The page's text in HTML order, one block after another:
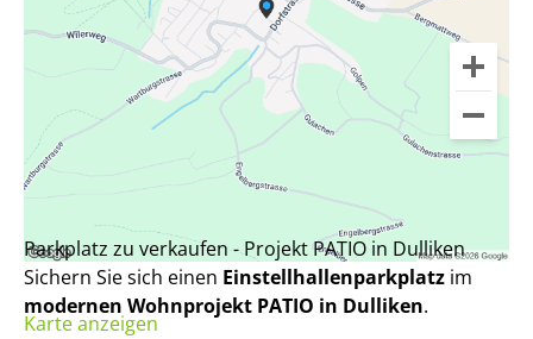
Karte anzeigen
Parkplatz zu verkaufen - Projekt PATIO in Dulliken
Sichern Sie sich einen Einstellhallenparkplatz im
modernen Wohnprojekt PATIO in Dulliken.